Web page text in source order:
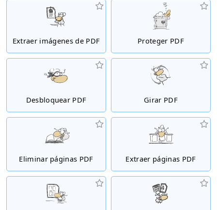
Extraer imágenes de PDF Proteger PDF
Desbloquear PDF Girar PDF
Eliminar páginas PDF Extraer páginas PDF